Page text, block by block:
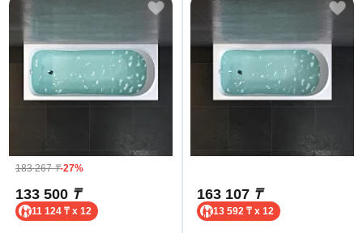
183 267₸-27%
133 500 ₸
11 124 ₸ x 12
163 107 ₸
13 592 ₸ x 12